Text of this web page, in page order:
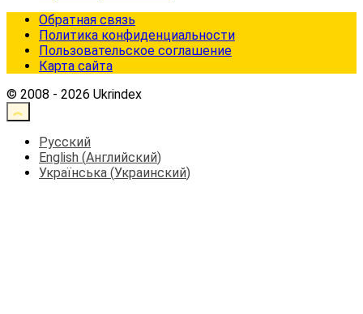
Обратная связь
Политика конфиденциальности
Пользовательское соглашение
Карта сайта
© 2008 - 2026 Ukrindex
Русский
English (Английский)
Українська (Украинский)